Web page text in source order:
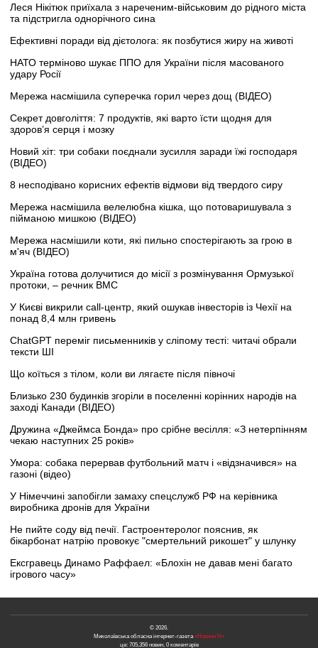
Леся Нікітюк приїхала з нареченим-військовим до рідного міста
та підстригла однорічного сина
Ефективні поради від дієтолога: як позбутися жиру на животі
НАТО терміново шукає ППО для України після масованого
удару Росії
Мережа насмішила суперечка горил через дощ (ВІДЕО)
Секрет довголіття: 7 продуктів, які варто їсти щодня для
здоров’я серця і мозку
Новий хіт: три собаки поєднали зусилля заради їжі господаря
(ВІДЕО)
8 несподівано корисних ефектів відмови від твердого сиру
Мережа насмішила велелюбна кішка, що потоваришувала з
пійманою мишкою (ВІДЕО)
Мережа насмішили коти, які пильно спостерігають за грою в
м'яч (ВІДЕО)
Україна готова долучитися до місії з розмінування Ормузької
протоки, – речник ВМС
У Києві викрили call-центр, який ошукав інвесторів із Чехії на
понад 8,4 млн гривень
ChatGPT переміг письменників у сліпому тесті: читачі обрали
тексти ШІ
Що коїться з тілом, коли ви лягаєте після півночі
Близько 230 будинків згоріли в поселенні корінних народів на
заході Канади (ВІДЕО)
Дружина «Джеймса Бонда» про срібне весілля: «З нетерпінням
чекаю наступних 25 років»
Умора: собака перервав футбольний матч і «відзначився» на
газоні (відео)
У Німеччині запобігли замаху спецслужб РФ на керівника
виробника дронів для України
Не пийте соду від печії. Гастроентеролог пояснив, як
бікарбонат натрію провокує "смертельний рикошет" у шлунку
Ексгравець Динамо Раффаел: «Блохін не давав мені багато
ігрового часу»
© 2026.
Миколаївська обласна інтернет-газета «Новини N»
це: 705,356 новин, 0 коментарів